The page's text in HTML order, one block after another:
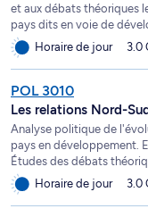
et aux débats théoriques
pays dits en voie de
Horaire de jour
3.0
POL 3010
Les relations Nord-
Analyse politique de
pays en développement.
Études des débats
Horaire de jour
3.0